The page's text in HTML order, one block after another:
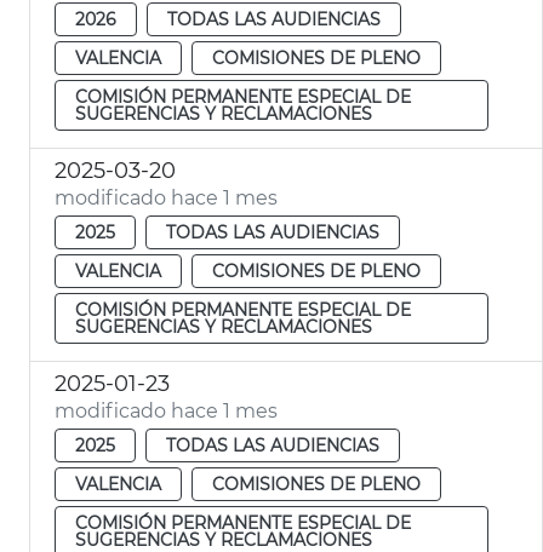
2026
TODAS LAS AUDIENCIAS
VALENCIA
COMISIONES DE PLENO
COMISIÓN PERMANENTE ESPECIAL DE
SUGERENCIAS Y RECLAMACIONES
2025-03-20
modificado hace 1 mes
2025
TODAS LAS AUDIENCIAS
VALENCIA
COMISIONES DE PLENO
COMISIÓN PERMANENTE ESPECIAL DE
SUGERENCIAS Y RECLAMACIONES
2025-01-23
modificado hace 1 mes
2025
TODAS LAS AUDIENCIAS
VALENCIA
COMISIONES DE PLENO
COMISIÓN PERMANENTE ESPECIAL DE
SUGERENCIAS Y RECLAMACIONES